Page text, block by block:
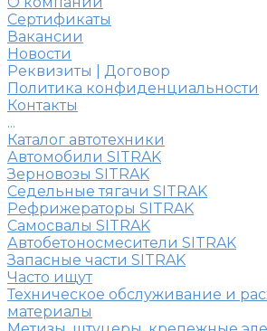
Сертификаты
Вакансии
Новости
Реквизиты | Договор
Политика конфиденциальности
Контакты
...
Каталог автотехники
Автомобили SITRAK
Зерновозы SITRAK
Седельные тягачи SITRAK
Рефрижераторы SITRAK
Самосвалы SITRAK
Автобетоносмесители SITRAK
Запасные части SITRAK
Часто ищут
Техническое обслуживание и
материалы